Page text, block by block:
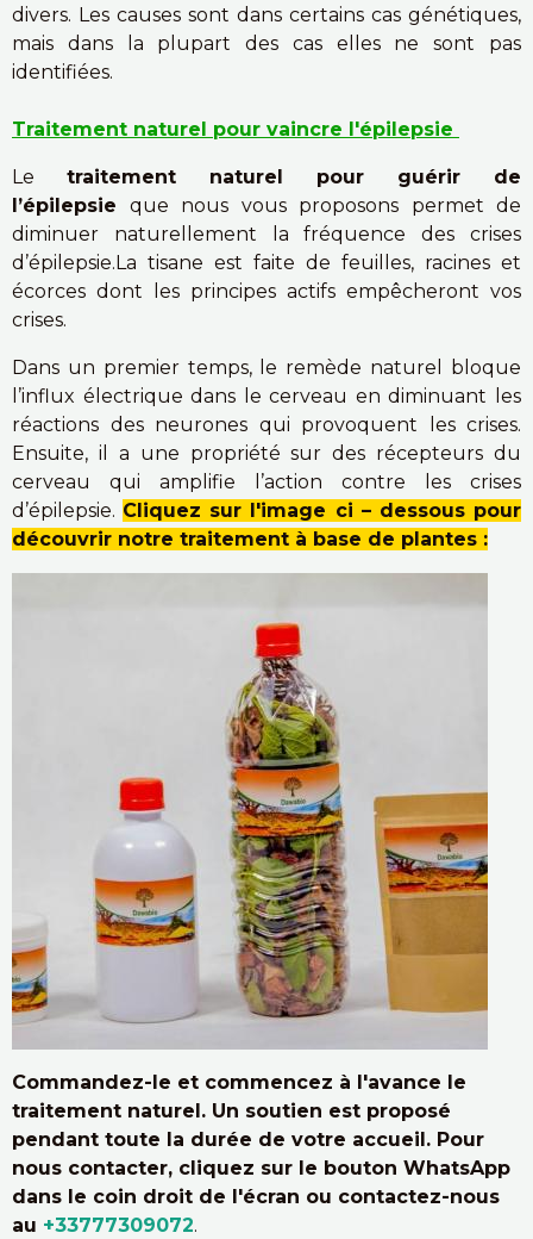
divers. Les causes sont dans certains cas génétiques,
mais dans la plupart des cas elles ne sont pas
identifiées.
Traitement naturel pour vaincre l'épilepsie
Le traitement naturel pour guérir de
l’épilepsie que nous vous proposons permet de
diminuer naturellement la fréquence des crises
d’épilepsie.La tisane est faite de feuilles, racines et
écorces dont les principes actifs empêcheront vos
crises.
Dans un premier temps, le remède naturel bloque
l’influx électrique dans le cerveau en diminuant les
réactions des neurones qui provoquent les crises.
Ensuite, il a une propriété sur des récepteurs du
cerveau qui amplifie l’action contre les crises
d’épilepsie. Cliquez sur l'image ci – dessous pour
découvrir notre traitement à base de plantes :
Commandez-le et commencez à l'avance le
traitement naturel. Un soutien est proposé
pendant toute la durée de votre accueil. Pour
nous contacter, cliquez sur le bouton WhatsApp
dans le coin droit de l'écran ou contactez-nous
au +33777309072.